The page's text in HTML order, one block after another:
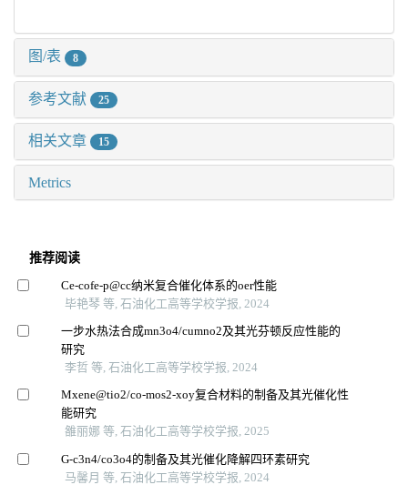
图/表 8
参考文献 25
相关文章 15
Metrics
推荐阅读
Ce-cofe-p@cc纳米复合催化体系的oer性能
毕艳琴 等, 石油化工高等学校学报, 2024
一步水热法合成mn3o4/cumno2及其光芬顿反应性能的
研究
李哲 等, 石油化工高等学校学报, 2024
Mxene@tio2/co-mos2-xoy复合材料的制备及其光催化性
能研究
雒丽娜 等, 石油化工高等学校学报, 2025
G⁃c3n4/co3o4的制备及其光催化降解四环素研究
马馨月 等, 石油化工高等学校学报, 2024